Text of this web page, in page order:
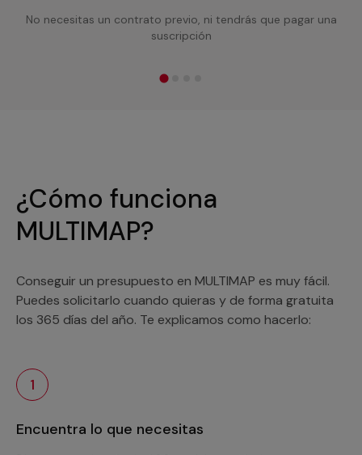
No necesitas un contrato previo, ni tendrás que pagar una
suscripción
¿Cómo funciona
MULTIMAP?
Conseguir un presupuesto en MULTIMAP es muy fácil.
Puedes solicitarlo cuando quieras y de forma gratuita
los 365 días del año. Te explicamos como hacerlo:
1
Encuentra lo que necesitas